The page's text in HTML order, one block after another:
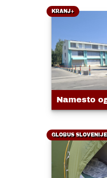
KRANJ+
Namesto
GLOBUS SLOVENIJE